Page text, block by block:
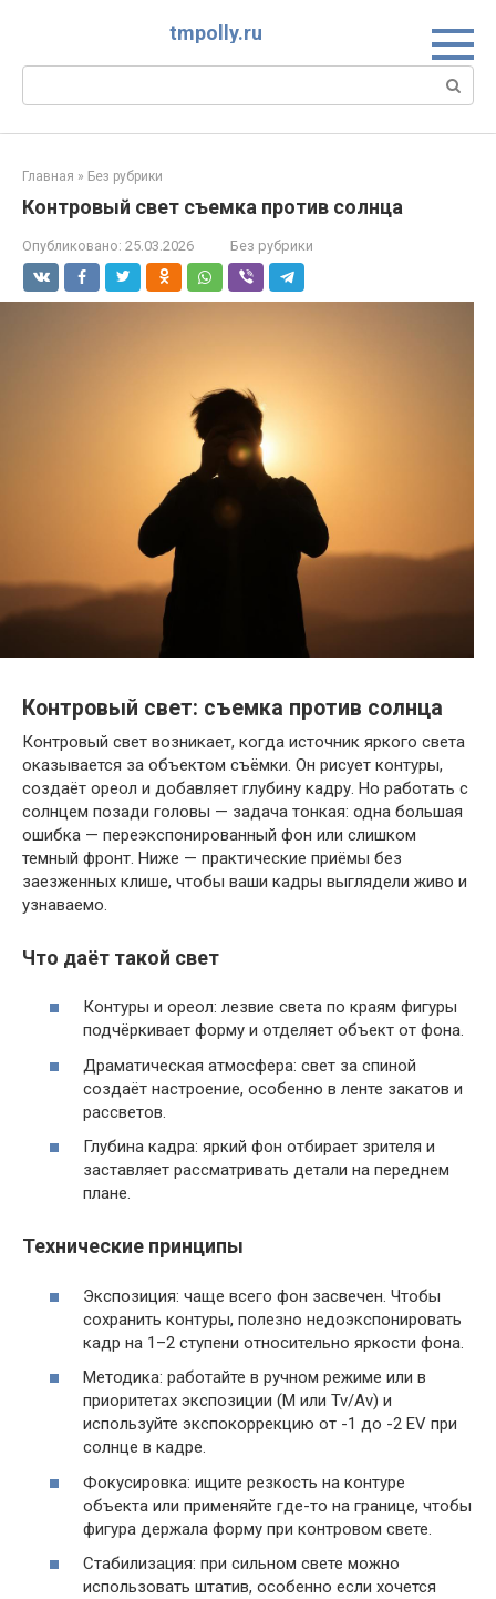
tmpolly.ru
Поиск:
Главная » Без рубрики
Контровый свет съемка против солнца
Опубликовано: 25.03.2026 Без рубрики
Контровый свет: съемка против солнца
Контровый свет возникает, когда источник яркого света
оказывается за объектом съёмки. Он рисует контуры,
создаёт ореол и добавляет глубину кадру. Но работать с
солнцем позади головы — задача тонкая: одна большая
ошибка — переэкспонированный фон или слишком
темный фронт. Ниже — практические приёмы без
заезженных клише, чтобы ваши кадры выглядели живо и
узнаваемо.
Что даёт такой свет
Контуры и ореол: лезвие света по краям фигуры
подчёркивает форму и отделяет объект от фона.
Драматическая атмосфера: свет за спиной
создаёт настроение, особенно в ленте закатов и
рассветов.
Глубина кадра: яркий фон отбирает зрителя и
заставляет рассматривать детали на переднем
плане.
Технические принципы
Экспозиция: чаще всего фон засвечен. Чтобы
сохранить контуры, полезно недоэкспонировать
кадр на 1–2 ступени относительно яркости фона.
Методика: работайте в ручном режиме или в
приоритетах экспозиции (M или Tv/Av) и
используйте экспокоррекцию от -1 до -2 EV при
солнце в кадре.
Фокусировка: ищите резкость на контуре
объекта или применяйте где-то на границе, чтобы
фигура держала форму при контровом свете.
Стабилизация: при сильном свете можно
использовать штатив, особенно если хочется